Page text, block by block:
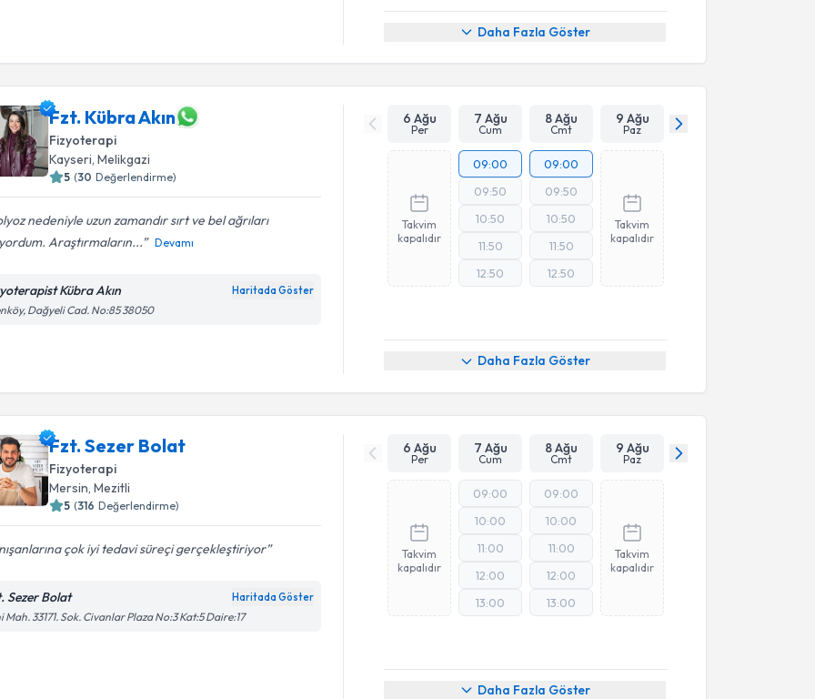
Daha Fazla Göster
Fzt. Kübra Akın
Fizyoterapi
Kayseri,Melikgazi
5 (30 Değerlendirme)
nedeniyle uzun zamandır sırt ve bel ağrıları
Araştırmaların...
Devamı
Kübra Akın Haritada Göster
Dağyeli Cad. No:85 38050
6 Ağu
Per
7 Ağu
Cum
8 Ağu
Cmt
9 Ağu
Paz
Takvim
kapalıdır
09:00
09:50
10:50
11:50
12:50
09:00
09:50
10:50
11:50
12:50
Takvim
kapalıdır
Daha Fazla Göster
Fzt. Sezer Bolat
Fizyoterapi
Mersin ,Mezitli
5 (316 Değerlendirme)
çok iyi tedavi süreçi gerçekleştiriyor
Sezer Bolat Haritada Göster
Mah. 33171. Sok. Civanlar Plaza No:3 Kat:5 Daire:17
6 Ağu
Per
7 Ağu
Cum
8 Ağu
Cmt
9 Ağu
Paz
Takvim
kapalıdır
09:00
10:00
11:00
12:00
13:00
09:00
10:00
11:00
12:00
13:00
Takvim
kapalıdır
Daha Fazla Göster